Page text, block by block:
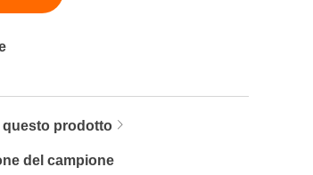
questo prodotto
del campione